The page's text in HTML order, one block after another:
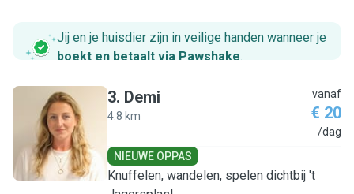
Jij en je huisdier zijn in veilige handen wanneer je
boekt en betaalt via Pawshake.
D
3. Demi
4.8 km
vanaf
€ 20
/dag
NIEUWE OPPAS
Knuffelen, wandelen, spelen dichtbij 't